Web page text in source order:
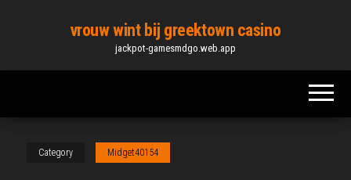
content
vrouw wint bij greektown casino
jackpot-gamesmdgo.web.app
Category Midget40154